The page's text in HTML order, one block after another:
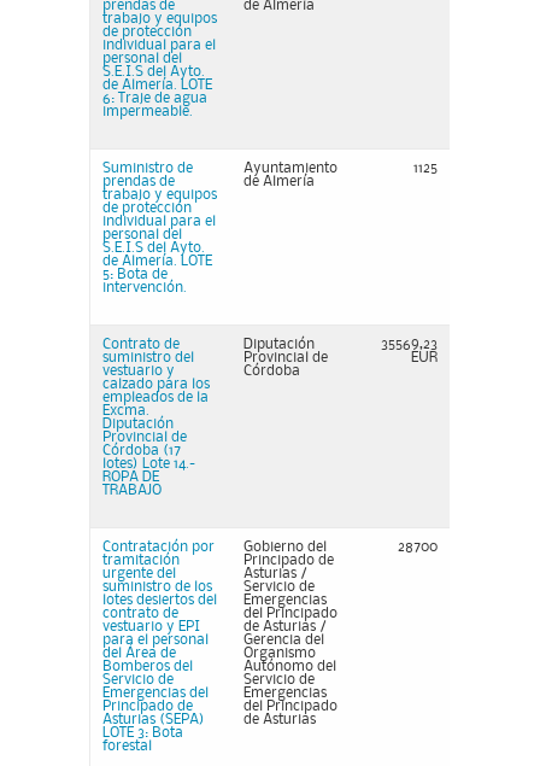
prendas de
trabajo y equipos
de protección
individual para el
personal del
S.E.I.S del Ayto.
de Almería. LOTE
6: Traje de agua
impermeable.
de Almería
Suministro de
prendas de
trabajo y equipos
de protección
individual para el
personal del
S.E.I.S del Ayto.
de Almería. LOTE
5: Bota de
intervención.
Ayuntamiento
de Almería
1125
Contrato de
suministro del
vestuario y
calzado para los
empleados de la
Excma.
Diputación
Provincial de
Córdoba (17
lotes) Lote 14.-
ROPA DE
TRABAJO
Diputación
Provincial de
Córdoba
35569,23
EUR
Contratación por
tramitación
urgente del
suministro de los
lotes desiertos del
contrato de
vestuario y EPI
para el personal
del Área de
Bomberos del
Servicio de
Emergencias del
Principado de
Asturias (SEPA)
LOTE 3: Bota
forestal
Gobierno del
Principado de
Asturias /
Servicio de
Emergencias
del Principado
de Asturias /
Gerencia del
Organismo
Autónomo del
Servicio de
Emergencias
del Principado
de Asturias
28700